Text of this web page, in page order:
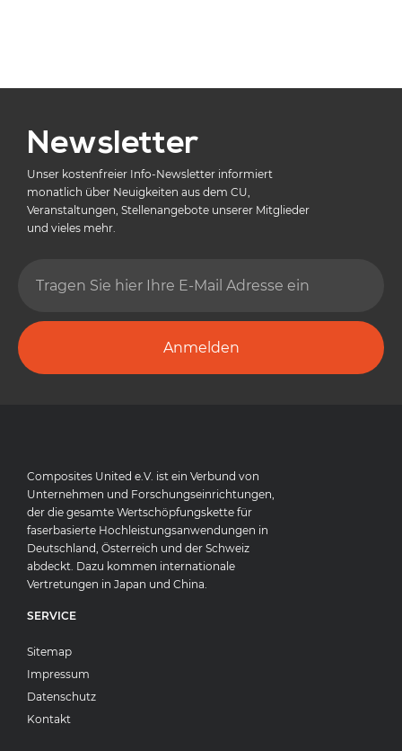
Newsletter
Unser kostenfreier Info-Newsletter informiert
monatlich über Neuigkeiten aus dem CU,
Veranstaltungen, Stellenangebote unserer Mitglieder
und vieles mehr.
Anmelden
Composites United e.V. ist ein Verbund von
Unternehmen und Forschungseinrichtungen,
der die gesamte Wertschöpfungskette für
faserbasierte Hochleistungsanwendungen in
Deutschland, Österreich und der Schweiz
abdeckt. Dazu kommen internationale
Vertretungen in Japan und China.
SERVICE
Sitemap
Impressum
Datenschutz
Kontakt